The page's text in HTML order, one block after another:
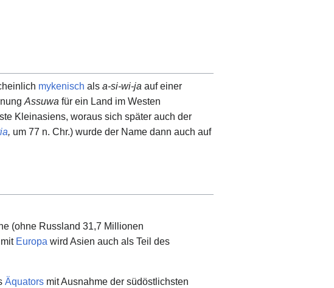
mykenisch als a-si-wi-ja auf einer
Assuwa für ein Land im Westen
Kleinasiens, woraus sich später auch der
, um 77 n. Chr.) wurde der Name dann auch auf
(ohne Russland 31,7 Millionen
Europa wird Asien auch als Teil des
Äquators mit Ausnahme der südöstlichsten